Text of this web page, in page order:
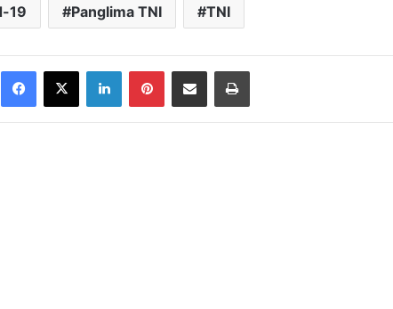
19 Panglima TNI TNI
Facebook
X LinkedInPinterestShare via Email Print